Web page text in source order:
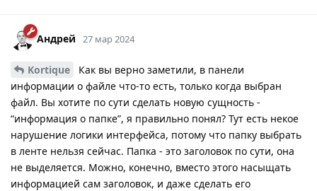
Андрей 27 мар 2024
Kortique
Как вы верно заметили, в панели
информации о файле что-то есть, только когда выбран
файл. Вы хотите по сути сделать новую сущность -
“информация о папке”, я правильно понял? Тут есть некое
нарушение логики интерфейса, потому что папку выбрать
в ленте нельзя сейчас. Папка - это заголовок по сути, она
не выделяется. Можно, конечно, вместо этого насыщать
информацией сам заголовок, и даже сделать его